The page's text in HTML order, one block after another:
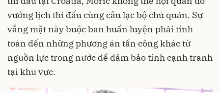
vướng lịch thi đấu cùng câu lạc bộ chủ quản. Sự
vắng mặt này buộc ban huấn luyện phải tính
toán đến những phương án tấn công khác từ
nguồn lực trong nước để đảm bảo tính cạnh tranh
tại khu vực.